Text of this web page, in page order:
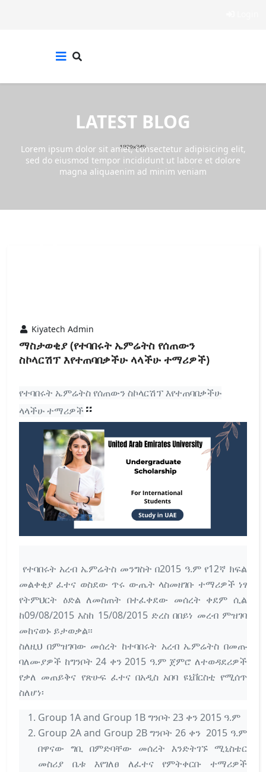
LATEST BLOG
Lorem ipsum dolor sit amet, consectetur adipisicing elit,
sed do eiusmod tempor incididunt ut labore et dolore
magna aliquaenim ad minim veniam
Kiyatech Admin
ማስታወቂያ (የተባበሩት ኤምሬትስ የሰጠውን
ስኮላርሽፕ እየተጠባበቃችሁ ላላችሁ ተማሪዎች)
የተባበሩት ኤምሬትስ የሰጠውን ስኮላርሽፕ እየተጠባበቃችሁ
ላላችሁ ተማሪዎች ።
የተባበሩት አረብ ኤምሬትስ መንግስት በ2015 ዓ.ም የ12ኛ ክፍል
መልቀቂያ ፈተና ወስደው ጥሩ ውጤት ላስመዘገቡ ተማሪዎች ነፃ
የትምህርት ዕድል ለመስጠት በተፈቀደው መሰረት ቀደም ሲል
ከ09/08/2015 እስከ 15/08/2015 ድረስ በበይነ መረብ ምዝገባ
መከናወኑ ይታወቃል፡፡
ስለዚህ በምዝገባው መሰረት ከተባበሩት አረብ ኤምሬትስ በመጡ
ባለሙያዎች ከግንቦት 24 ቀን 2015 ዓ.ም ጀምሮ ለተወዳደሪዎች
የቃለ መጠይቅና የጽሁፍ ፈተና በአዲስ አበባ ዩኒቨርስቲ የሚሰጥ
ስለሆነ፡
Group 1A and Group 1B ግንቦት 23 ቀን 2015 ዓ.ም
Group 2A and Group 2B ግንቦት 26 ቀን 2015 ዓ.ም
በዋናው ግቢ በምድባቸው መሰረት እንድትገኙ ሚኒስቴር
መስሪያ ቤቱ እየገለፀ ለፈተና የምትቀርቡ ተማሪዎች